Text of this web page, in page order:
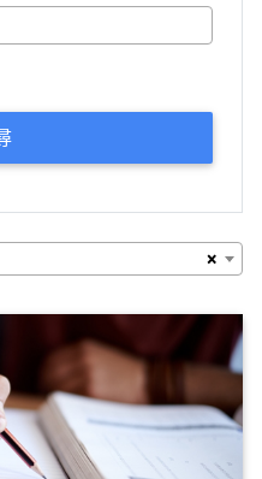
×